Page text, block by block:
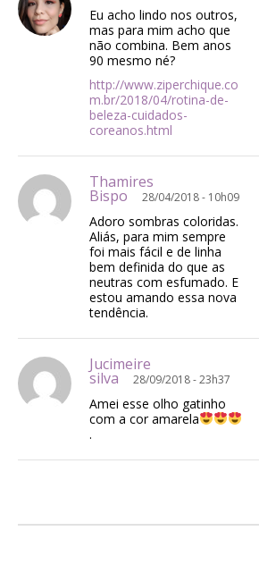
Eu acho lindo nos outros,
mas para mim acho que
não combina. Bem anos
90 mesmo né?
http://www.ziperchique.co
m.br/2018/04/rotina-de-
beleza-cuidados-
coreanos.html
Thamires
Bispo 28/04/2018 - 10h09
Adoro sombras coloridas.
Aliás, para mim sempre
foi mais fácil e de linha
bem definida do que as
neutras com esfumado. E
estou amando essa nova
tendência.
Jucimeire
silva 28/09/2018 - 23h37
Amei esse olho gatinho
com a cor amarela
.